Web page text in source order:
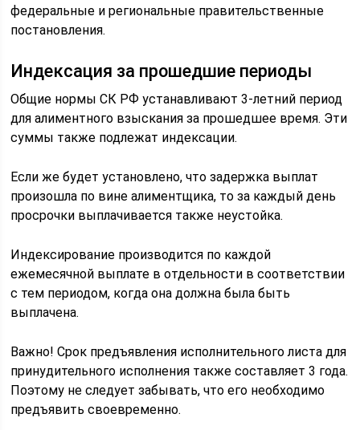
федеральные и региональные правительственные
постановления.
Индексация за прошедшие периоды
Общие нормы СК РФ устанавливают 3-летний период
для алиментного взыскания за прошедшее время. Эти
суммы также подлежат индексации.
Если же будет установлено, что задержка выплат
произошла по вине алиментщика, то за каждый день
просрочки выплачивается также неустойка.
Индексирование производится по каждой
ежемесячной выплате в отдельности в соответствии
с тем периодом, когда она должна была быть
выплачена.
Важно! Срок предъявления исполнительного листа для
принудительного исполнения также составляет 3 года.
Поэтому не следует забывать, что его необходимо
предъявить своевременно.